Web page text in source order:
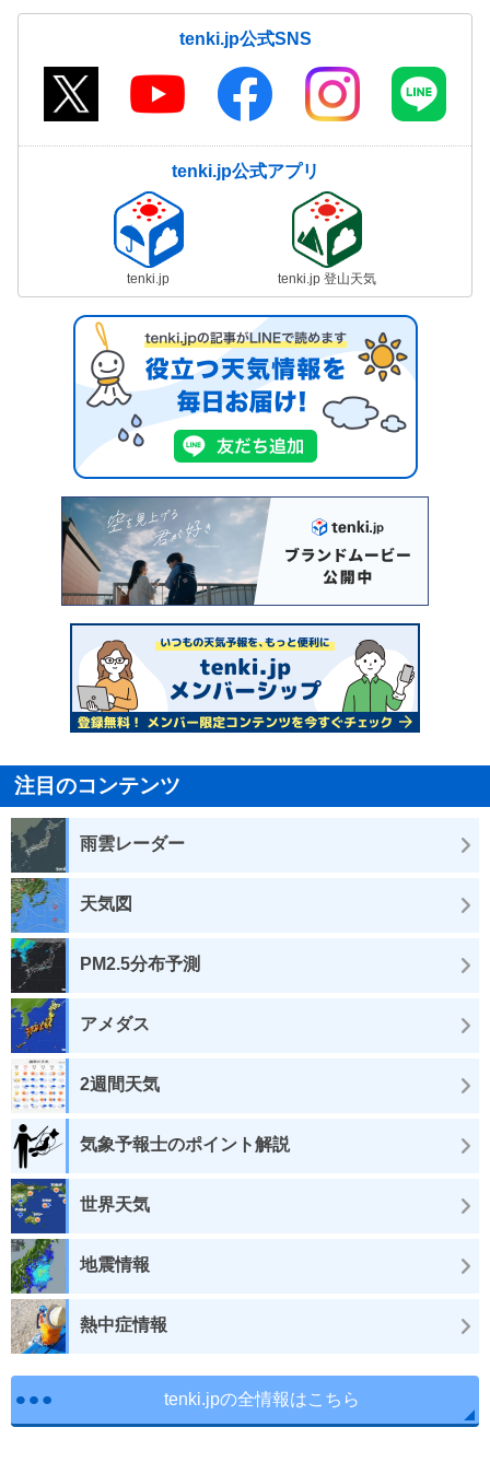
tenki.jp公式SNS
tenki.jp公式アプリ
tenki.jp tenki.jp 登山天気
注目のコンテンツ
雨雲レーダー
天気図
PM2.5分布予測
アメダス
2週間天気
気象予報士のポイント解説
世界天気
地震情報
熱中症情報
tenki.jpの全情報はこちら